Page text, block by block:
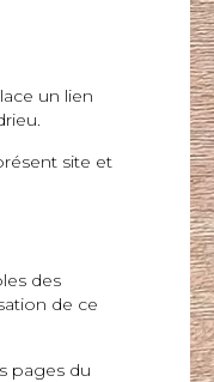
un lien
site et
des
de ce
pages du